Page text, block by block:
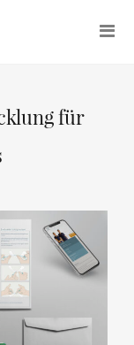
für